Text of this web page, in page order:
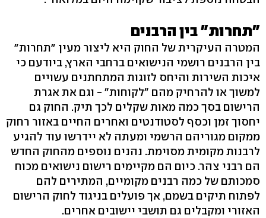
"תחרות" בין הרבנים
המטרה העיקרית של החוק היא ליצור מעין "תחרות"
בין הרבנים רושמי הנישואים ברחבי הארץ, ביודעם כי
איכות השירות והיחס לזוגות המתחתנים עשויים
למשוך או להרחיק מהם "לקוחות" - וגם את אגרת
הרישום בסך כמה מאות שקלים לכך תיק. החוק גם
יחסוך זמן וכסף לסטודנטים ואחרים החיים באזור רחוק
ממקום מגוריהם הרשמי ומעתה לא יידרשו עוד להגיע
לרבנות מקומית מסוימת. נהנים נוספים מהחוק החדש
הם רבני צהר. כיום הם מקיימים רישום נישואים מכוח
סמכותם של כמה רבנים מקומיים, המתירים להם
לפתוח תיקים בשמם, אך פועלים בניגוד לחוק הרישום
האזורי ומקבלים גם תושבי יישובים אחרים.